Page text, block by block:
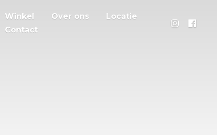
Winkel Over ons
Locatie
Contact